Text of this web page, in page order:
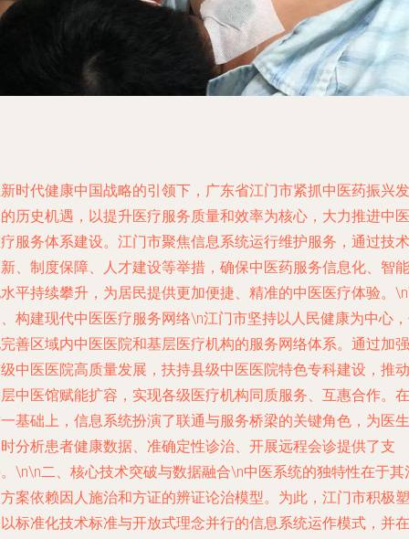
时代健康中国战略的引领下，广东省江门市紧抓中医药振兴发
历史机遇，以提升医疗服务质量和效率为核心，大力推进中医
服务体系建设。江门市聚焦信息系统运行维护服务，通过技术
、制度保障、人才建设等举措，确保中医药服务信息化、智能
平持续攀升，为居民提供更加便捷、精准的中医医疗体验。
构建现代中医医疗服务网络\n江门市坚持以人民健康为中心
善区域内中医医院和基层医疗机构的服务网络体系。通过加强
中医医院高质量发展，扶持县级中医医院特色专科建设，推动
中医馆赋能扩容，实现各级医疗机构同质服务、互惠合作。在
基础上，信息系统扮演了联通与服务桥梁的关键角色，为医生
分析患者健康数据、准确定性诊治、开展远程会诊提供了支
\n\n二、核心技术突破与数据融合\n中医系统的独特性在于其
案依赖因人施治和方证的辨证论治模型。为此，江门市积极塑
标准化技术标准与开放式理念并行的信息系统运作模式，并在